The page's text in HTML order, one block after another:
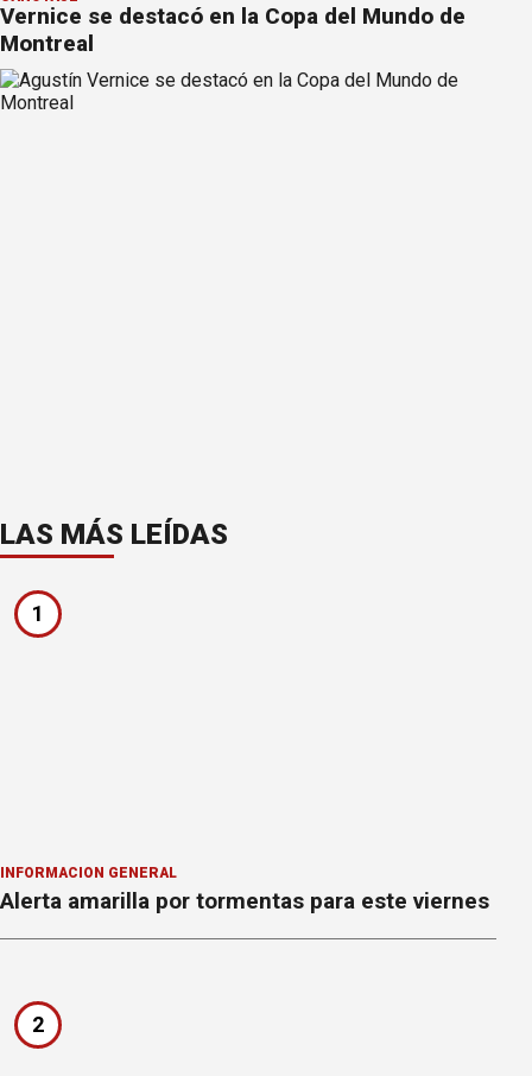
Vernice se destacó en la Copa del Mundo de
Montreal
LAS MÁS LEÍDAS
1
INFORMACION GENERAL
Alerta amarilla por tormentas para este viernes
2